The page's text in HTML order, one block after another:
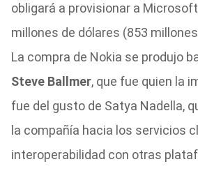
obligará a provisionar a
millones de dólares (853
La compra de Nokia se produjo
Steve Ballmer, que fue quien la
fue del gusto de Satya Nadella,
la compañía hacia los servicios
interoperabilidad con otras